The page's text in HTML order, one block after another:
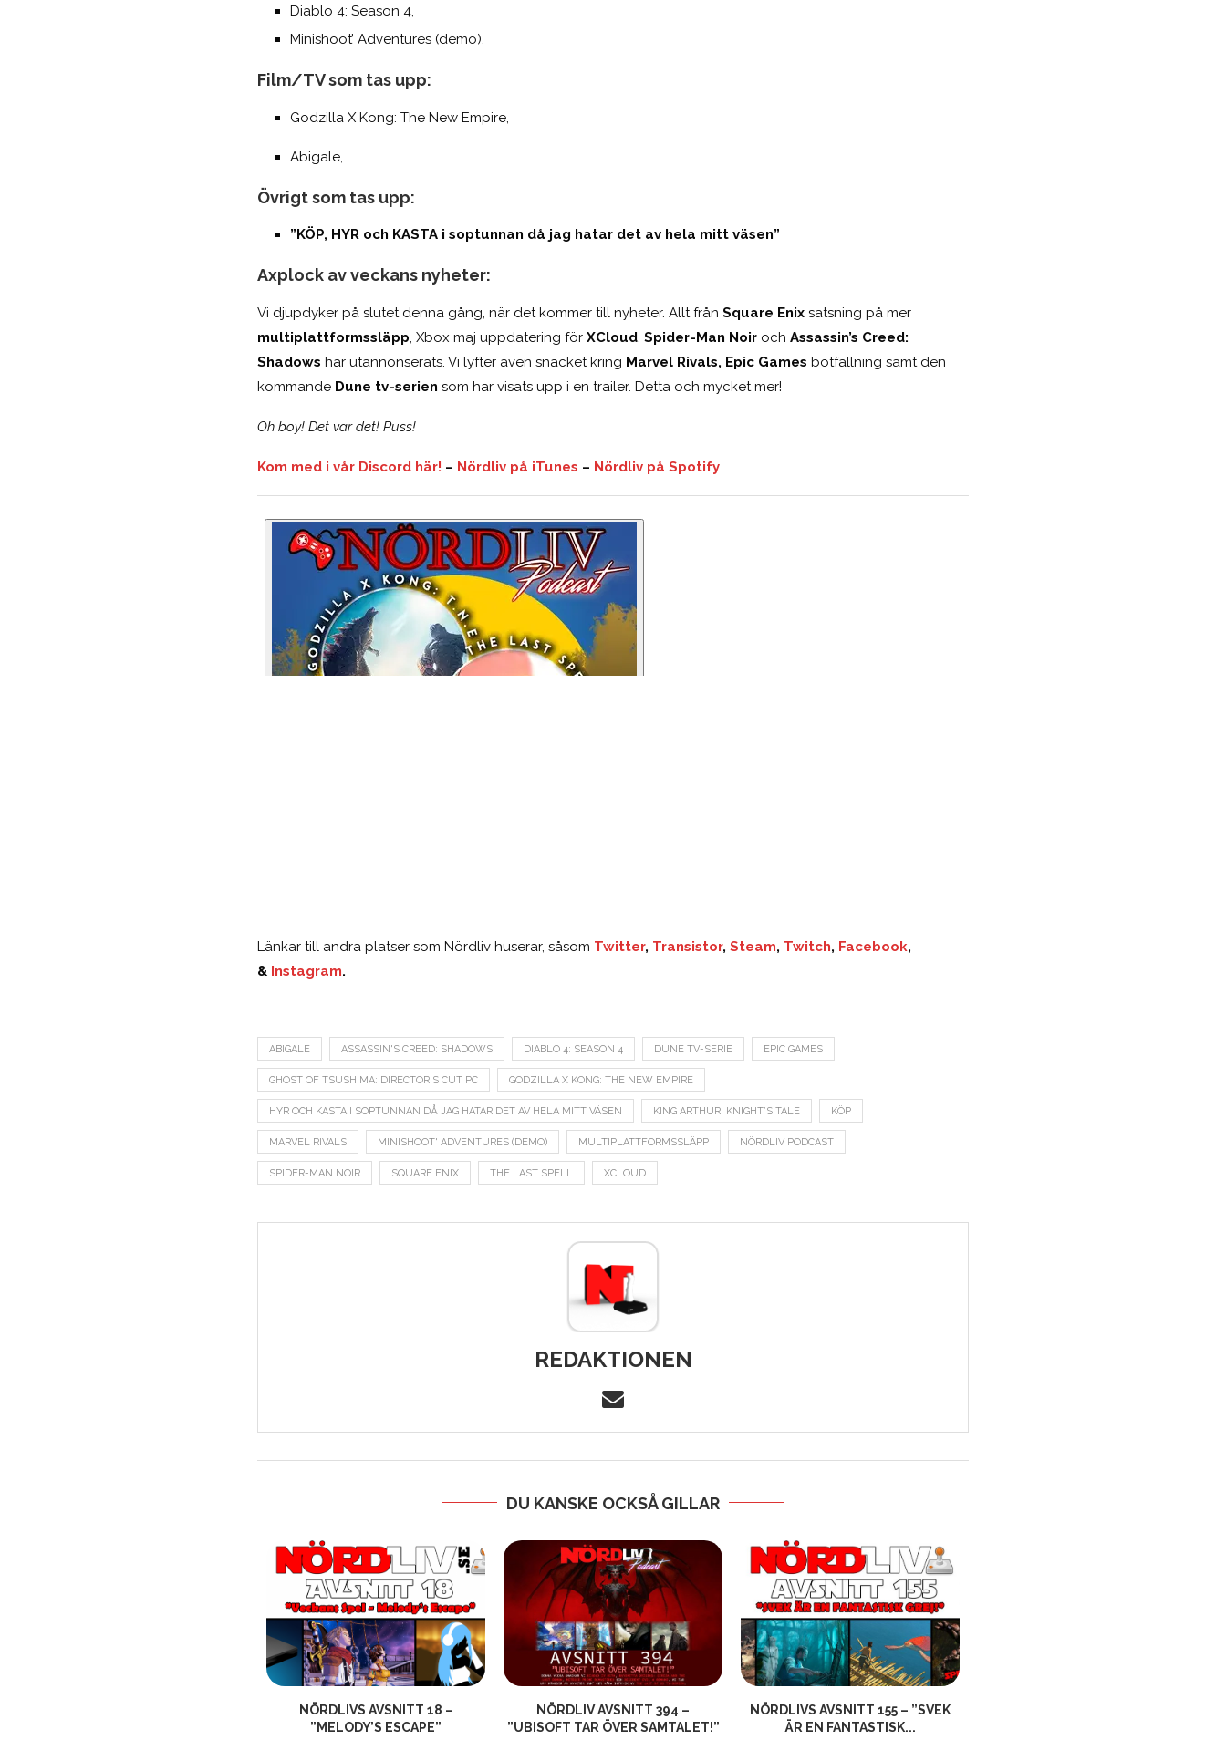
Diablo 4: Season 4,
Minishoot’ Adventures (demo),
Film/TV som tas upp:
Godzilla X Kong: The New Empire,
Abigale,
Övrigt som tas upp:
”KÖP, HYR och KASTA i soptunnan då jag hatar det av hela mitt väsen”
Axplock av veckans nyheter:
Vi djupdyker på slutet denna gång, när det kommer till nyheter. Allt från Square Enix satsning på mer
multiplattformssläpp, Xbox maj uppdatering för XCloud, Spider-Man Noir och Assassin’s Creed:
Shadows har utannonserats. Vi lyfter även snacket kring Marvel Rivals, Epic Games bötfällning samt den
kommande Dune tv-serien som har visats upp i en trailer. Detta och mycket mer!
Oh boy! Det var det! Puss!
Kom med i vår Discord här! – Nördliv på iTunes – Nördliv på Spotify
Länkar till andra platser som Nördliv huserar, såsom Twitter, Transistor, Steam, Twitch, Facebook,
& Instagram.
ABIGALE ASSASSIN'S CREED: SHADOWS DIABLO 4: SEASON 4 DUNE TV-SERIE EPIC GAMES
GHOST OF TSUSHIMA: DIRECTOR'S CUT PC GODZILLA X KONG: THE NEW EMPIRE
HYR OCH KASTA I SOPTUNNAN DÅ JAG HATAR DET AV HELA MITT VÄSEN KING ARTHUR: KNIGHT’S TALE KÖP
MARVEL RIVALS MINISHOOT' ADVENTURES (DEMO) MULTIPLATTFORMSSLÄPP NÖRDLIV PODCAST
SPIDER-MAN NOIR SQUARE ENIX THE LAST SPELL XCLOUD
REDAKTIONEN
DU KANSKE OCKSÅ GILLAR
NÖRDLIVS AVSNITT 18 –
”MELODY’S ESCAPE”
NÖRDLIV AVSNITT 394 –
”UBISOFT TAR ÖVER SAMTALET!”
NÖRDLIVS AVSNITT 155 – ”SVEK
ÄR EN FANTASTISK...